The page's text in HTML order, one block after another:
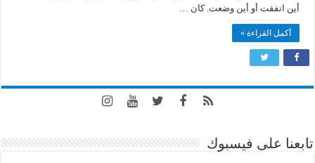
أين انفقت أو أين وضعت. كان …
أكمل القراءة »
تابعنا على فيسبوك